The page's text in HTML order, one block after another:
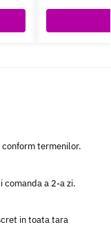
termenilor.
comanda a 2-a zi.
in toata tara